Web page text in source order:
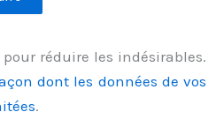
réduire les indésirables.
dont les données de vos
.